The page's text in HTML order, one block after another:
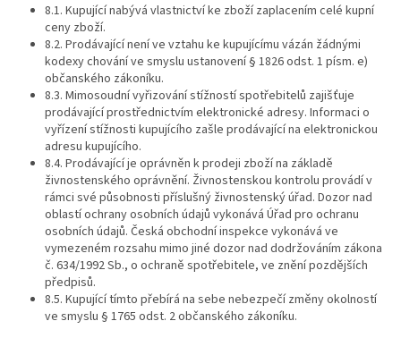
8.1. Kupující nabývá vlastnictví ke zboží zaplacením celé kupní
ceny zboží.
8.2. Prodávající není ve vztahu ke kupujícímu vázán žádnými
kodexy chování ve smyslu ustanovení § 1826 odst. 1 písm. e)
občanského zákoníku.
8.3. Mimosoudní vyřizování stížností spotřebitelů zajišťuje
prodávající prostřednictvím elektronické adresy. Informaci o
vyřízení stížnosti kupujícího zašle prodávající na elektronickou
adresu kupujícího.
8.4. Prodávající je oprávněn k prodeji zboží na základě
živnostenského oprávnění. Živnostenskou kontrolu provádí v
rámci své působnosti příslušný živnostenský úřad. Dozor nad
oblastí ochrany osobních údajů vykonává Úřad pro ochranu
osobních údajů. Česká obchodní inspekce vykonává ve
vymezeném rozsahu mimo jiné dozor nad dodržováním zákona
č. 634/1992 Sb., o ochraně spotřebitele, ve znění pozdějších
předpisů.
8.5. Kupující tímto přebírá na sebe nebezpečí změny okolností
ve smyslu § 1765 odst. 2 občanského zákoníku.